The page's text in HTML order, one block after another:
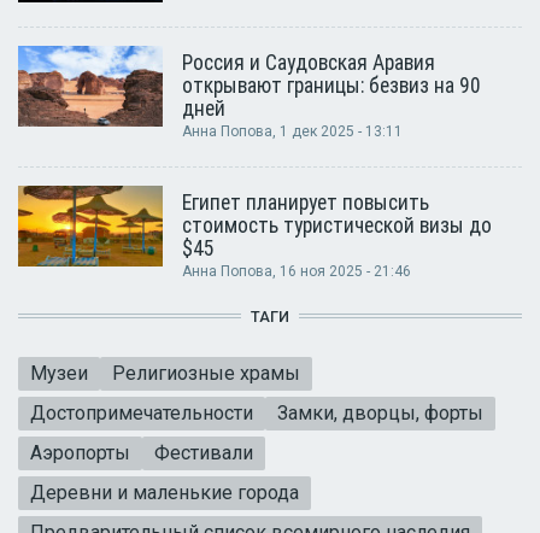
Россия и Саудовская Аравия
открывают границы: безвиз на 90
дней
Анна Попова , 1 дек 2025 - 13:11
Египет планирует повысить
стоимость туристической визы до
$45
Анна Попова , 16 ноя 2025 - 21:46
ТАГИ
Музеи
Религиозные храмы
Достопримечательности
Замки, дворцы, форты
Аэропорты
Фестивали
Деревни и маленькие города